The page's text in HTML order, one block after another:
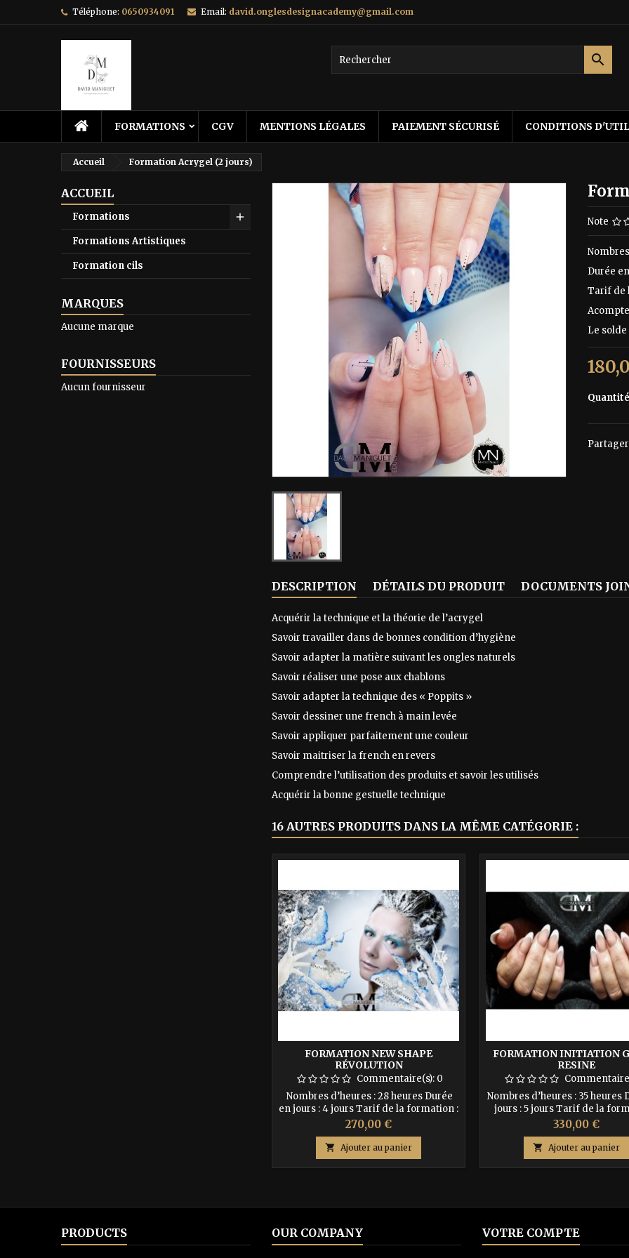
Téléphone: 0650934091 Email: david.onglesdesignacademy@gmail.com

FORMATIONS CGV MENTIONS LÉGALES PAIEMENT SÉCURISÉ CONDITIONS
Accueil Formation Acrygel (2 jours)
ACCUEIL
Formations
Formations Artistiques
Formation cils
MARQUES
Aucune marque
FOURNISSEURS
Aucun fournisseur
Note
Durée
Tarif de
Le
Quantité
Partager
DESCRIPTION DÉTAILS DU PRODUIT DOCUMENTS
Acquérir la technique et la théorie de l’acrygel
Savoir travailler dans de bonnes condition d’hygiène
Savoir adapter la matière suivant les ongles naturels
Savoir réaliser une pose aux chablons
Savoir adapter la technique des « Poppits »
Savoir dessiner une french à main levée
Savoir appliquer parfaitement une couleur
Savoir maitriser la french en revers
Comprendre l’utilisation des produits et savoir les utilisés
Acquérir la bonne gestuelle technique
16 AUTRES PRODUITS DANS LA MÊME CATÉGORIE :
FORMATION NEW SHAPE
RÉVOLUTION
Commentaire(s): 0
Nombres d’heures : 28 heures Durée
en jours : 4 jours Tarif de la formation :
900€ Acompte de 30% à l’inscription
soit 270€ Le solde à régler le 1er jour
de la formation soit 630€ Pour les
dates de formation merci de nous
contacter par mail ....
Prix
270,00 €
 Ajouter au panier
FORMATION INITIATION
RESINE
Nombres d’heures : 35 heures
jours : 5 jours Tarif de la
1100€ Acompte de 30% à
soit 330€ Le solde à régler le
de la formation soit : 770€
prochaines formations : -du
octobre 2024 -du 02 au 06
Prix
330,00 €
 Ajouter au panier
PRODUCTS OUR COMPANY VOTRE COMPTE